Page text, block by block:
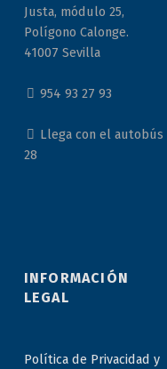
Justa, módulo 25,
Polígono Calonge.
41007 Sevilla
954 93 27 93
Llega con el autobús
28
INFORMACIÓN
LEGAL
Política de Privacidad y